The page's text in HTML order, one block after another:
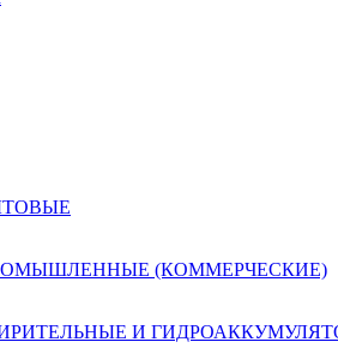
(КОММЕРЧЕСКИЕ)
И